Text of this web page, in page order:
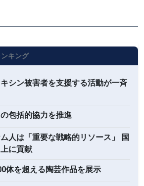
キング
シン被害者を支援する活動が一斉
包括的協力を推進
人は「重要な戦略的リソース」 国
に貢献
体を超える陶芸作品を展示